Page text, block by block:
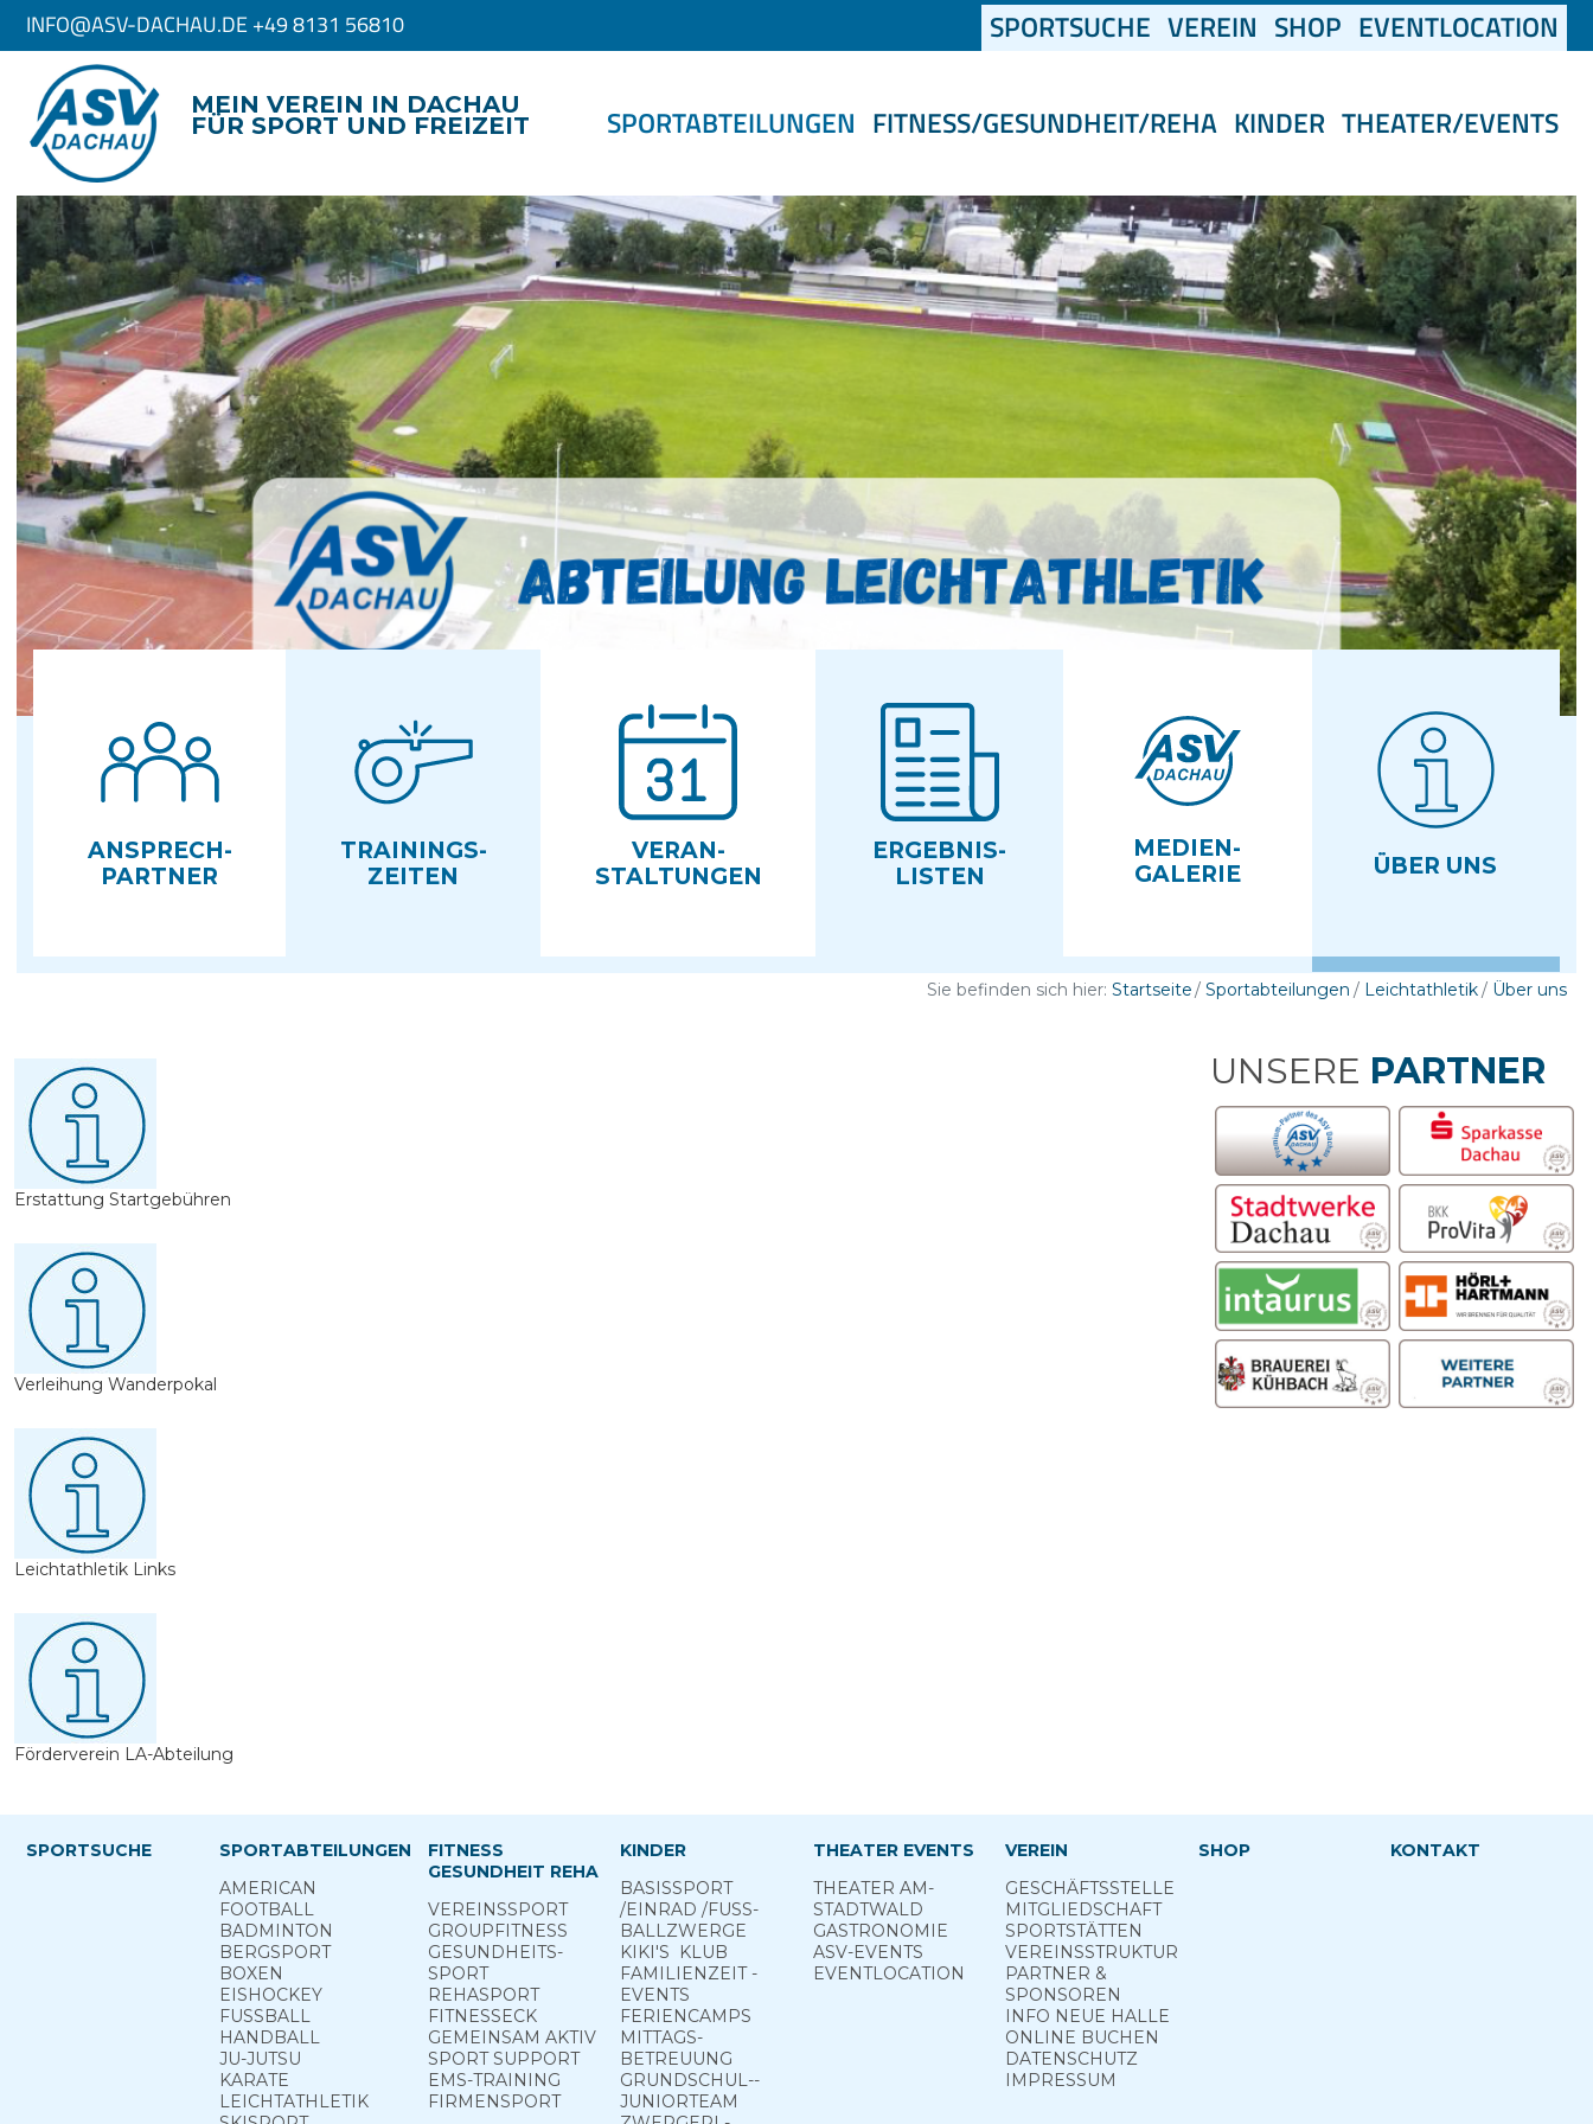
INFO@ASV-DACHAU.DE +49 8131 56810 SPORTSUCHE (CURRENT)
VEREIN SHOP EVENTLOCATION
MEIN VEREIN IN DACHAU
FÜR SPORT UND FREIZEIT SPORTABTEILUNGEN FITNESS/GESUNDHEIT/REHA KINDER THEATER/EVENTS
ANSPRECH­
PARTNER
TRAININGS­
ZEITEN
VERAN­
STALTUNGEN
ERGEBNIS­
LISTEN
MEDIEN­
GALERIE
ÜBER UNS
Sie befinden sich hier: Startseite Sportabteilungen Leichtathletik Über uns
Erstattung Startgebühren
Verleihung Wanderpokal
Leichtathletik Links
Förderverein LA-Abteilung
UNSERE PARTNER
SPORTSUCHE
SPORTABTEILUNGEN
AMERICAN
FOOTBALL
BADMINTON
BERG­SPORT
BOXEN
EISHOCKEY
FUSSBALL
HANDBALL
JU-JUTSU
KARATE
LEICHTATHLETIK
FITNESS
GESUNDHEIT REHA
VEREINS­SPORT
GROUP­FITNESS
GESUNDHEITS­
SPORT
REHA­SPORT
FITNESS­ECK
GEMEINSAM ­AKTIV
SPORT ­SUPPORT
EMS-TRAINING
FIRMENSPORT
KINDER
BASIS­SPORT
­/EINRAD /­FUSS­
BALL­ZWERGE
KIKI'S ­ KLUB
FAMILIENZEIT -
EVENTS
FERIEN­CAMPS
MITTAGS­
BETREUUNG
GRUND­SCHUL-­
JUNIOR­TEAM
THEATER EVENTS
THEATER AM­
STADTWALD
GASTRONOMIE
ASV-­EVENTS
EVENTLOCATION
VEREIN
GESCHÄFTSSTELLE
MITGLIEDSCHAFT
SPORTSTÄTTEN
VEREINSSTRUKTUR
PARTNER &
SPONSOREN
INFO NEUE HALLE
ONLINE­ BUCHEN
DATENSCHUTZ
IMPRESSUM
SHOP KONTAKT